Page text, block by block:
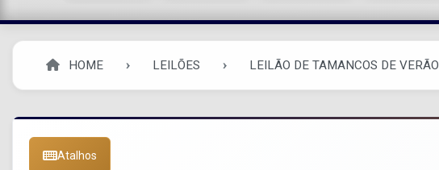
HOME LEILÕES LEILÃO DE TAMANCOS DE VERÃO
Atalhos